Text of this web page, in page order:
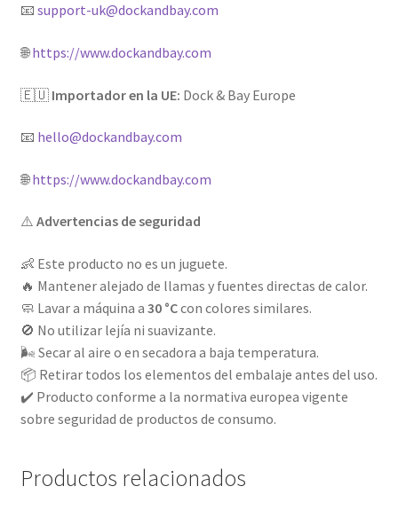
📧 support-uk@dockandbay.com
🌐https://www.dockandbay.com
🇪🇺 Importador en la UE: Dock & Bay Europe
📧 hello@dockandbay.com
🌐https://www.dockandbay.com
⚠️ Advertencias de seguridad
👶 Este producto no es un juguete.
🔥 Mantener alejado de llamas y fuentes directas de calor.
🧼 Lavar a máquina a 30 °Ccon colores similares.
🚫 No utilizar lejía ni suavizante.
🌬️ Secar al aire o en secadora a baja temperatura.
📦 Retirar todos los elementos del embalaje antes del uso.
✔️ Producto conforme a la normativa europea vigente
sobre seguridad de productos de consumo.
Productos relacionados